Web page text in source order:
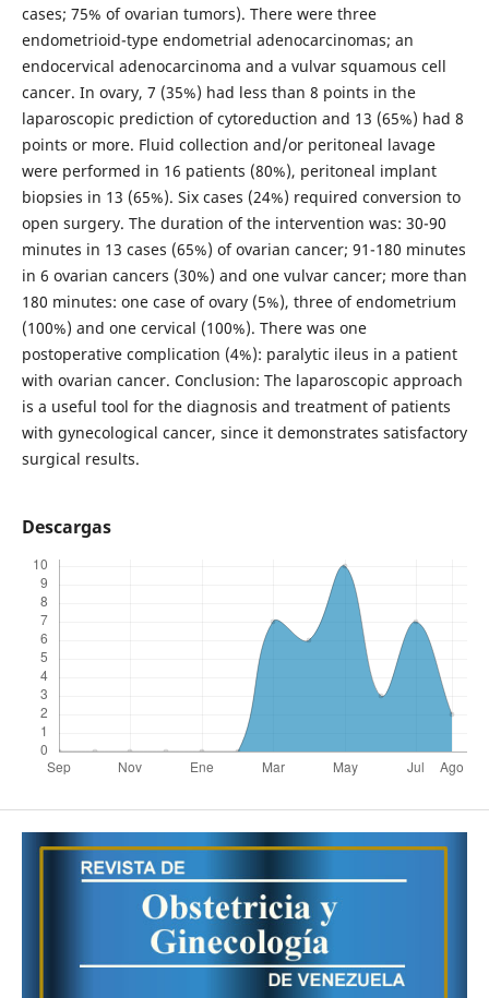
cases; 75% of ovarian tumors). There were three
endometrioid-type endometrial adenocarcinomas; an
endocervical adenocarcinoma and a vulvar squamous cell
cancer. In ovary, 7 (35%) had less than 8 points in the
laparoscopic prediction of cytoreduction and 13 (65%) had 8
points or more. Fluid collection and/or peritoneal lavage
were performed in 16 patients (80%), peritoneal implant
biopsies in 13 (65%). Six cases (24%) required conversion to
open surgery. The duration of the intervention was: 30-90
minutes in 13 cases (65%) of ovarian cancer; 91-180 minutes
in 6 ovarian cancers (30%) and one vulvar cancer; more than
180 minutes: one case of ovary (5%), three of endometrium
(100%) and one cervical (100%). There was one
postoperative complication (4%): paralytic ileus in a patient
with ovarian cancer. Conclusion: The laparoscopic approach
is a useful tool for the diagnosis and treatment of patients
with gynecological cancer, since it demonstrates satisfactory
surgical results.
Descargas